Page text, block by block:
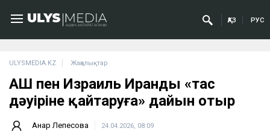
ҚАЗ РУС
ULYSMEDIA.KZ Жаңалықтар
АҚШ пен Израиль Иранды «тас
дәуіріне қайтаруға» дайын отыр
Анар Лепесова 24.04.2026, 08:09